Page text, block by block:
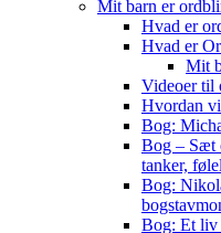
Mit barn er
Hvad er
Hvad er
Mit
Videoer til
Hvordan
Bog:
Bog – Sæt
tanker,
Bog:
Bog: Et liv